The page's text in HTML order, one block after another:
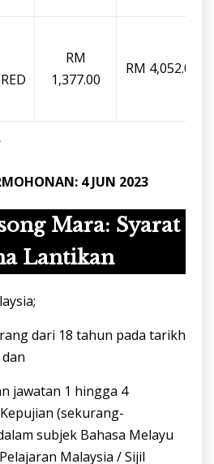
RM
1,377.00
RM 4,052.00
4 JUN 2023
Mara: Syarat
Lantikan
dari 18 tahun pada tarikh
jawatan 1 hingga 4
(sekurang-
subjek Bahasa Melayu
Malaysia / Sijil